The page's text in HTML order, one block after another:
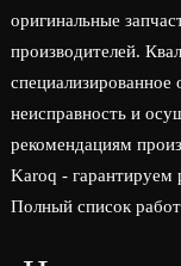
оригинальные
производителей.
неисправность и
рекомендациям
Karoq - гарантируем
Полный список